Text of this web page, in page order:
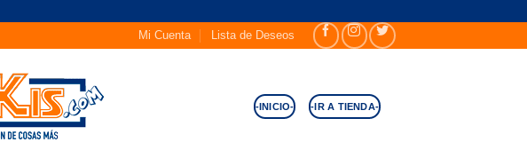
Mi Cuenta Lista de Deseos
-INICIO- -IR A TIENDA-